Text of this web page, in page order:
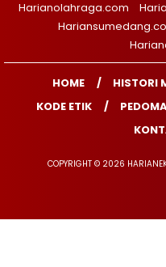
Harianolahraga.com
HOME HISTORI
KODE ETIK
COPYRIGHT © 2026